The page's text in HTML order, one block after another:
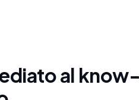
al know-